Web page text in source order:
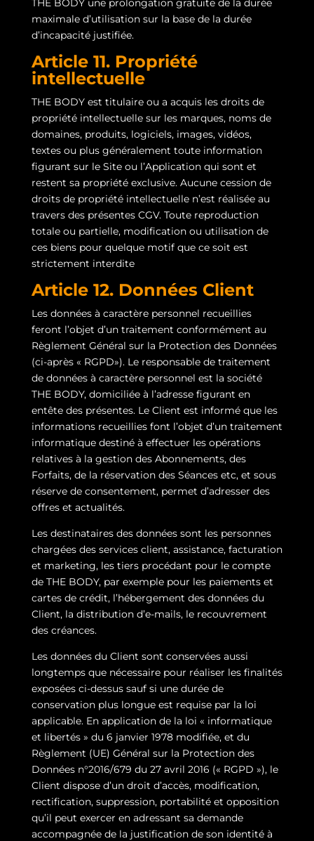
THE BODY une prolongation gratuite de la durée
maximale d’utilisation sur la base de la durée
d’incapacité justifiée.
Article 11. Propriété
intellectuelle
THE BODY est titulaire ou a acquis les droits de
propriété intellectuelle sur les marques, noms de
domaines, produits, logiciels, images, vidéos,
textes ou plus généralement toute information
figurant sur le Site ou l’Application qui sont et
restent sa propriété exclusive. Aucune cession de
droits de propriété intellectuelle n’est réalisée au
travers des présentes CGV. Toute reproduction
totale ou partielle, modification ou utilisation de
ces biens pour quelque motif que ce soit est
strictement interdite
Article 12. Données Client
Les données à caractère personnel recueillies
feront l’objet d’un traitement conformément au
Règlement Général sur la Protection des Données
(ci-après « RGPD»). Le responsable de traitement
de données à caractère personnel est la société
THE BODY, domiciliée à l’adresse figurant en
entête des présentes. Le Client est informé que les
informations recueillies font l’objet d’un traitement
informatique destiné à effectuer les opérations
relatives à la gestion des Abonnements, des
Forfaits, de la réservation des Séances etc, et sous
réserve de consentement, permet d’adresser des
offres et actualités.
Les destinataires des données sont les personnes
chargées des services client, assistance, facturation
et marketing, les tiers procédant pour le compte
de THE BODY, par exemple pour les paiements et
cartes de crédit, l’hébergement des données du
Client, la distribution d’e-mails, le recouvrement
des créances.
Les données du Client sont conservées aussi
longtemps que nécessaire pour réaliser les finalités
exposées ci-dessus sauf si une durée de
conservation plus longue est requise par la loi
applicable. En application de la loi « informatique
et libertés » du 6 janvier 1978 modifiée, et du
Règlement (UE) Général sur la Protection des
Données n°2016/679 du 27 avril 2016 (« RGPD »), le
Client dispose d’un droit d’accès, modification,
rectification, suppression, portabilité et opposition
qu’il peut exercer en adressant sa demande
accompagnée de la justification de son identité à